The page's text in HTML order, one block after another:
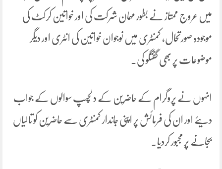
میں عروج ممتاز نے بطور مہمان شرکت کی اور خواتین کرکٹ کی
موجودہ صورتحال، کمنٹری میں نوجوان خواتین کی انٹری اور دیگر
موضوعات پر بھی گفتگو کی۔
انہوں نے پروگرام کے حاضرین کے دلچسپ سوالوں کے جواب
دیئے اور ان کی فرمائش پر اپنی جاندار کمنٹری سے حاضرین کو تالیاں
بجانے پر مجبور کردیا۔